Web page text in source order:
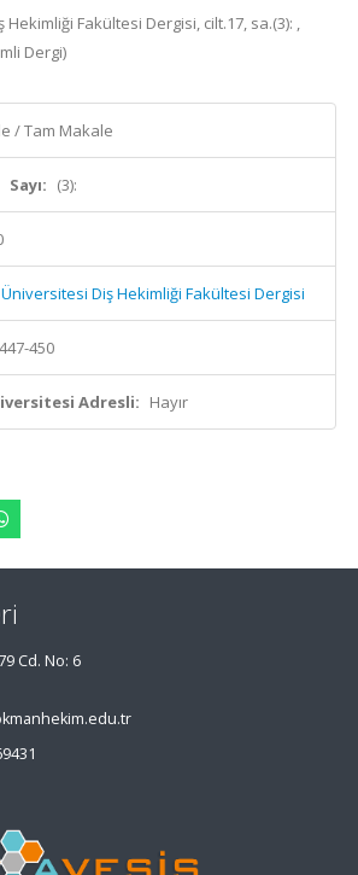
Fakültesi Dergisi, cilt.17, sa.(3): ,
Dergi)
/ Tam Makale
Sayı: (3):
Diş Hekimliği Fakültesi Dergisi
450
Adresli: Hayır
Cd. No: 6